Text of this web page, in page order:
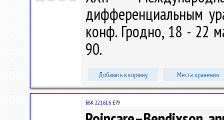
дифференциальным
конф. Гродно, 18 - 22
90.
Добавить в корзину Места хранения
ББК 22.161.6 Е79